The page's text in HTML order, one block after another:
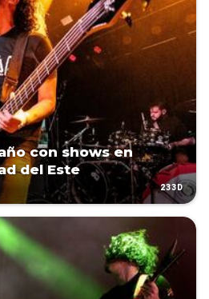
con shows en
del Este
233D